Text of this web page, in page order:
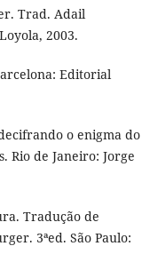
Trad. Adail
2003.
Editorial
o enigma do
Rio de Janeiro: Jorge
Tradução de
3ªed. São Paulo: